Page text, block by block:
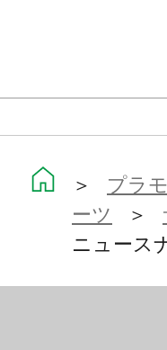
※画像は開発中
※本製品は再
※本製品はお
＞ プラ
ーツ
＞
ニュース